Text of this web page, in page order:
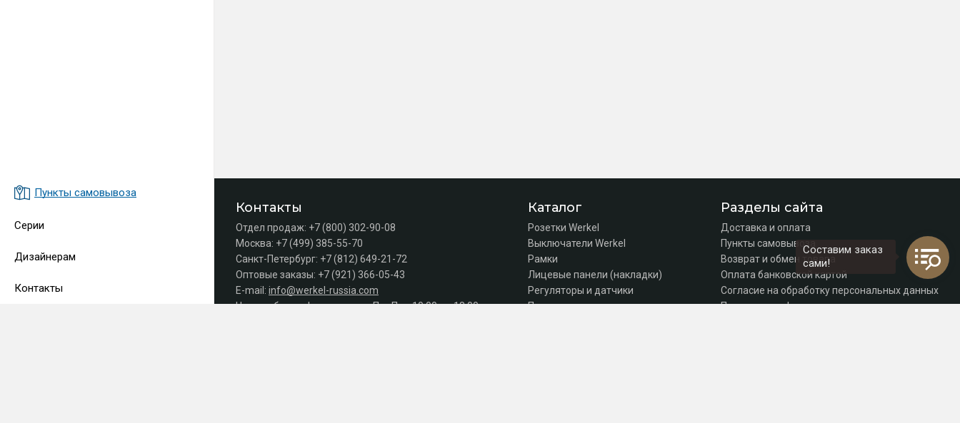
Пункты самовывоза
Серии
Дизайнерам
Контакты
Контакты
Отдел продаж: +7 (800) 302-90-08
Москва: +7 (499) 385-55-70
Санкт-Петербург: +7 (812) 649-21-72
Оптовые заказы: +7 (921) 366-05-43
E-mail: info@werkel-russia.com
Часы работы офиса продаж: Пн–Пт с 10:00 до 18:00
Каталог
Розетки Werkel
Выключатели Werkel
Рамки
Лицевые панели (накладки)
Регуляторы и датчики
Подсветка лестниц
Разделы сайта
Доставка и оплата
Пункты самовывоза
Возврат и обмен товара
Оплата банковской картой
Согласие на обработку персональных данных
Политика конфиденциальности
Составим заказ
сами!